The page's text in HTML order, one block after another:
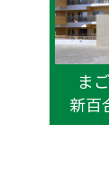
ま
新百